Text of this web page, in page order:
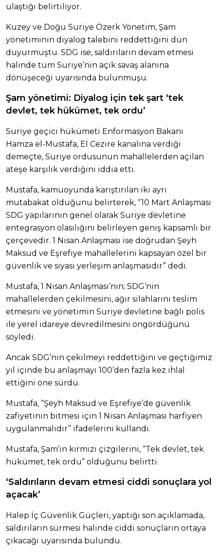
ulaştığı belirtiliyor.
Kuzey ve Doğu Suriye Özerk Yönetim, Şam
yönetiminin diyalog talebini reddettiğini dün
duyurmuştu. SDG ise, saldırıların devam etmesi
halinde tüm Suriye’nin açık savaş alanına
dönüşeceği uyarısında bulunmuşu.
Şam yönetimi: Diyalog için tek şart ‘tek
devlet, tek hükümet, tek ordu’
Suriye geçici hükümeti Enformasyon Bakanı
Hamza el-Mustafa, El Cezire kanalına verdiği
demeçte, Suriye ordusunun mahallelerden açılan
ateşe karşılık verdiğini iddia etti.
Mustafa, kamuoyunda karıştırılan iki ayrı
mutabakat olduğunu belirterek, “10 Mart Anlaşması
SDG yapılarının genel olarak Suriye devletine
entegrasyon olasılığını belirleyen geniş kapsamlı bir
çerçevedir. 1 Nisan Anlaşması ise doğrudan Şeyh
Maksud ve Eşrefiye mahallelerini kapsayan özel bir
güvenlik ve siyasi yerleşim anlaşmasıdır” dedi.
Mustafa, 1 Nisan Anlaşması’nın; SDG’nin
mahallelerden çekilmesini, ağır silahlarını teslim
etmesini ve yönetimin Suriye devletine bağlı polis
ile yerel idareye devredilmesini öngördüğünü
söyledi.
Ancak SDG’nin çekilmeyi reddettiğini ve geçtiğimiz
yıl içinde bu anlaşmayı 100’den fazla kez ihlal
ettiğini öne sürdü.
Mustafa, “Şeyh Maksud ve Eşrefiye’de güvenlik
zafiyetinin bitmesi için 1 Nisan Anlaşması harfiyen
uygulanmalıdır” ifadelerini kullandı.
Mustafa, Şam’ın kırmızı çizgilerini, “Tek devlet, tek
hükümet, tek ordu” olduğunu belirtti.
‘Saldırıların devam etmesi ciddi sonuçlara yol
açacak’
Halep İç Güvenlik Güçleri, yaptığı son açıklamada,
saldırıların sürmesi halinde ciddi sonuçların ortaya
çıkacağı uyarısında bulundu.